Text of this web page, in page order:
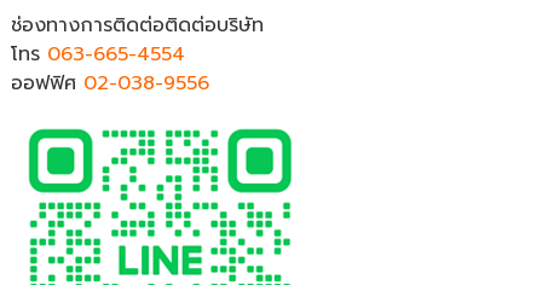
ช่องทางการติดต่อติดต่อบริษัท
โทร 063-665-4554
ออฟฟิศ 02-038-9556